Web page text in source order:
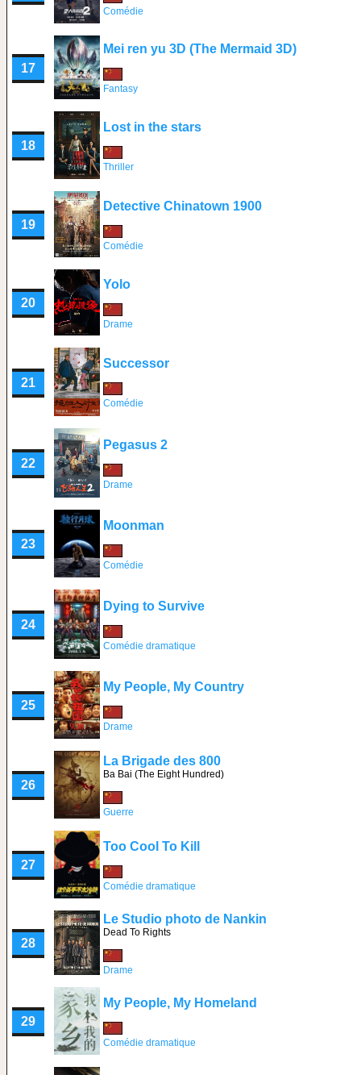
Comédie
17
Mei ren yu 3D (The Mermaid 3D)
Fantasy
18
Lost in the stars
Thriller
19
Detective Chinatown 1900
Comédie
20
Yolo
Drame
21
Successor
Comédie
22
Pegasus 2
Drame
23
Moonman
Comédie
24
Dying to Survive
Comédie dramatique
25
My People, My Country
Drame
26
La Brigade des 800
Ba Bai (The Eight Hundred)
Guerre
27
Too Cool To Kill
Comédie dramatique
28
Le Studio photo de Nankin
Dead To Rights
Drame
29
My People, My Homeland
Comédie dramatique